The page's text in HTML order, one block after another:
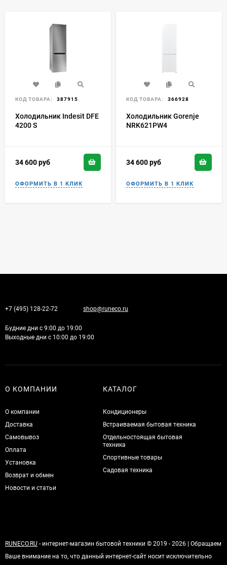
КОД ТОВАРА: 387915
Холодильник Indesit DFE
4200 S
34 600руб
КОД ТОВАРА: 366928
Холодильник Gorenje
NRK621PW4
34 600руб
+7 (495) 128-22-72 shop@runeco.ru
Будние дни с 9:00 до 19:00
Выходные дни с 10:00 до 19:00
О КОМПАНИИ
О компании
Доставка
Самовывоз
Оплата
Установка
Возврат и обмен
Новости и статьи
КАТАЛОГ
Кондиционеры
Встраиваемая бытовая техника
Отдельностоящая бытовая
техника
Спортивные товары
Садовая техника
RUNECO.RU - интернет-магазин бытовой техники © 2019 - 2026 | Обращаем
Ваше внимание на то, что данный интернет-сайт носит исключительно